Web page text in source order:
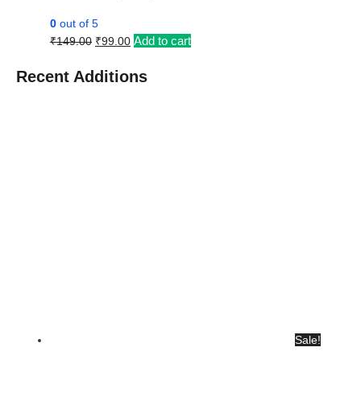
0 out of 5
₹149.00 Original
was:
₹99.00Current
is:
Add to cart
Recent Additions
Sale!